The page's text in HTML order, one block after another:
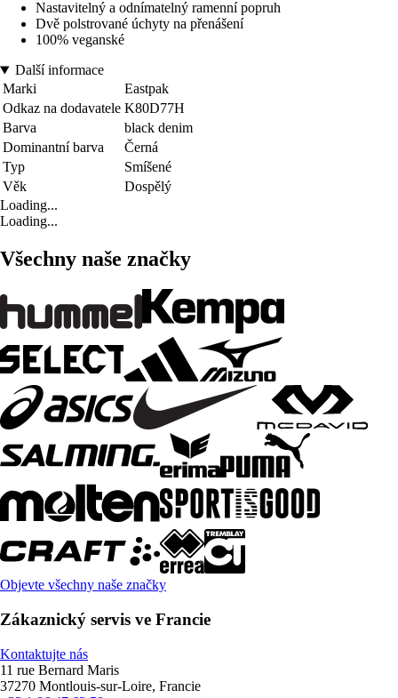
Nastavitelný a odnímatelný ramenní popruh
Dvě polstrované úchyty na přenášení
100% veganské
Další informace
Marki
Eastpak
Odkaz na dodavatele K80D77H
Barva
black denim
Dominantní barva
Černá
Typ
Smíšené
Věk
Dospělý
Loading...
Loading...
Všechny naše značky
Objevte všechny naše značky
Zákaznický servis ve Francie
Kontaktujte nás
11 rue Bernard Maris
37270 Montlouis-sur-Loire, Francie